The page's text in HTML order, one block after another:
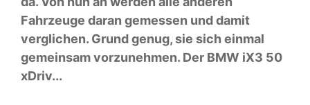
Fahrzeuge daran gemessen und damit
verglichen. Grund genug, sie sich einmal
gemeinsam vorzunehmen. Der BMW iX3 50
xDriv...